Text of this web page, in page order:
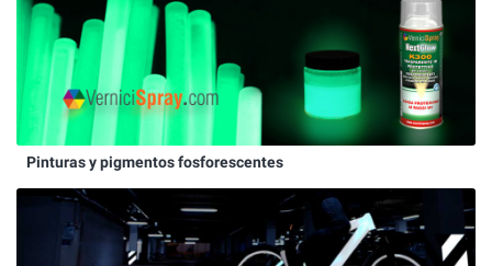
Pinturas y pigmentos fosforescentes